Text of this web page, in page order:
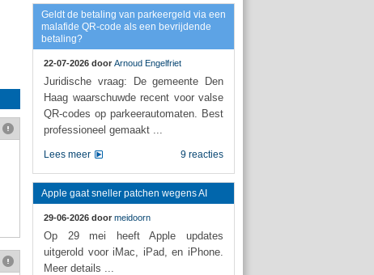
Geldt de betaling van parkeergeld via een
malafide QR-code als een bevrijdende
betaling?
22-07-2026 door Arnoud Engelfriet
Juridische vraag: De gemeente Den
Haag waarschuwde recent voor valse
QR-codes op parkeerautomaten. Best
professioneel gemaakt ...
9 reacties
Lees meer
Apple gaat sneller patchen wegens AI
29-06-2026 door meidoorn
Op 29 mei heeft Apple updates
uitgerold voor iMac, iPad, en iPhone.
Meer details ...